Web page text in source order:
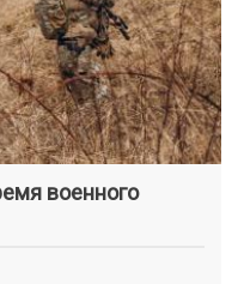
военного